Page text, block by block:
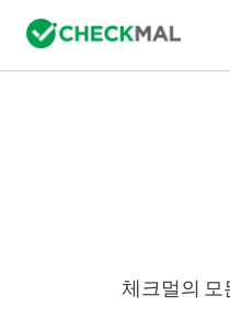
체크멀의 모